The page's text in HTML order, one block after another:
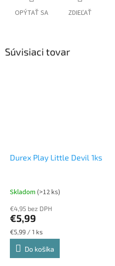
OPÝTAŤ SA ZDIEĽAŤ
Súvisiaci tovar
Durex Play Little Devil 1ks
Skladom (>12 ks)
€4,95 bez DPH
€5,99
Jednotková
cena:
€5,99 / 1 ks
Do košíka